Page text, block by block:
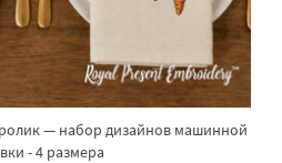
— набор дизайнов машинной
- 4 размера